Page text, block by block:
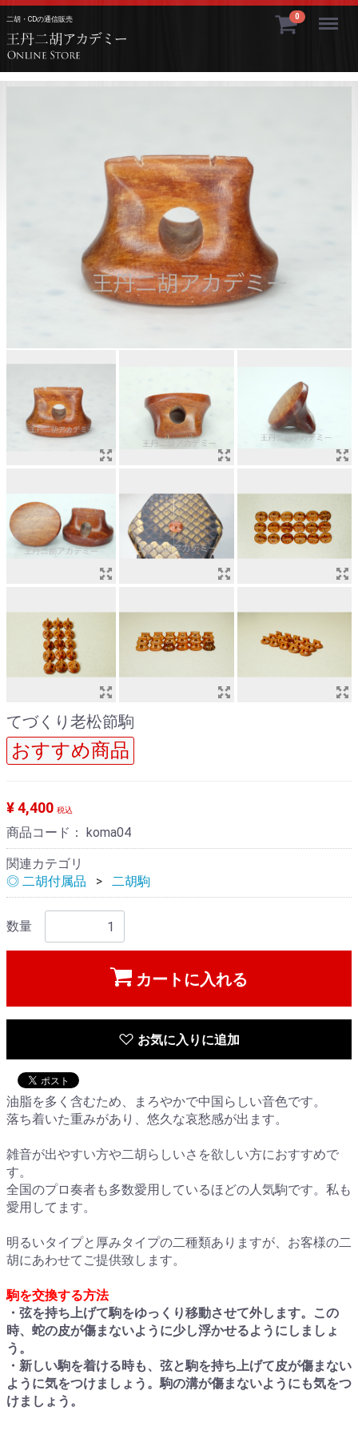
二胡・CDの通信販売 0 Menu
てづくり老松節駒
おすすめ商品
¥ 4,400 税込
商品コード： koma04
関連カテゴリ
◎ 二胡付属品
二胡駒
数量
カートに入れる
お気に入りに追加
油脂を多く含むため、まろやかで中国らしい音色です。
落ち着いた重みがあり、悠久な哀愁感が出ます。
雑音が出やすい方や二胡らしいさを欲しい方におすすめで
す。
全国のプロ奏者も多数愛用しているほどの人気駒です。私も
愛用してます。
明るいタイプと厚みタイプの二種類ありますが、お客様の二
胡にあわせてご提供致します。
駒を交換する方法
・弦を持ち上げて駒をゆっくり移動させて外します。この
時、蛇の皮が傷まないように少し浮かせるようにしましょ
う。
・新しい駒を着ける時も、弦と駒を持ち上げて皮が傷まない
ように気をつけましょう。駒の溝が傷まないようにも気をつ
けましょう。